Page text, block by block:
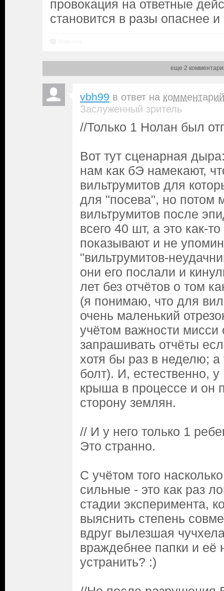
провокация на ответные
становится в разы опаснее
еще 2
vbh99 в ответ на комментарий
Заслуженный зритель
//Только 1 Нолан был
Вот тут сценарная
нам как бЭ намекают,
вильтрумитов для
для "посева", но потом
вильтрумитов после
всего 40 шт, а это как-
показывают и не
"вильтрумитов-
они его послали и
лет без отчётов о том
(я понимаю, что для
очень маленький
учётом важности
запрашивать отчёты
хотя бы раз в неделю; а
болт). И, естественно,
крыша в процессе и он
сторону землян.
// И у него только 1
Это странно.
С учётом того
сильные - это как раз
стадии эксперимента,
выяснить степень
вдруг вылезшая
враждебнее папки и её
устранить? :)